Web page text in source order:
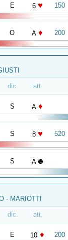
E 6 ♥ 150
O A ♦ 200
dic. att.
S A ♦
S 8 ♥ 520
S A ♣
- MARIOTTI
dic. att.
E 10 ♦ 200